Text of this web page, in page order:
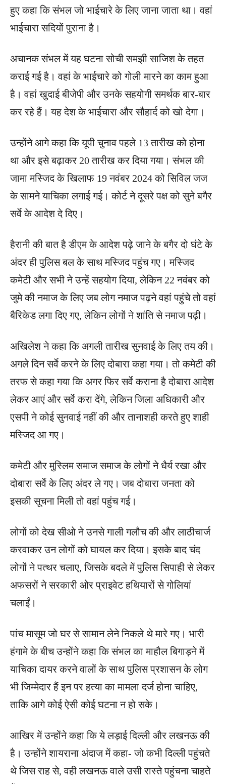
हुए कहा कि संभल जो भाईचारे के लिए जाना जाता था। वहां
भाईचारा सदियों पुराना है।
अचानक संभल में यह घटना सोची समझी साजिश के तहत
कराई गई है। वहां के भाईचारे को गोली मारने का काम हुआ
है। वहां खुदाई बीजेपी और उनके सहयोगी समर्थक बार-बार
कर रहे हैं। यह देश के भाईचारा और सौहार्द को खो देगा।
उन्‍होंने आगे कहा कि यूपी चुनाव पहले 13 तारीख को होना
था और इसे बढ़ाकर 20 तारीख कर दिया गया। संभल की
जामा मस्जिद के खिलाफ 19 नवंबर 2024 को सिविल जज
के सामने याचिका लगाई गई। कोर्ट ने दूसरे पक्ष को सुने बगैर
सर्वे के आदेश दे दिए।
हैरानी की बात है डीएम के आदेश पढ़े जाने के बगैर दो घंटे के
अंदर ही पुलिस बल के साथ मस्जिद पहुंच गए। मस्जिद
कमेटी और सभी ने उन्‍हें सहयोग दिया, लेकिन 22 नवंबर को
जुमे की नमाज के लिए जब लोग नमाज पढ़ने वहां पहुंचे तो वहां
बैरिकेड लगा दिए गए, लेकिन लोगों ने शांति से नमाज पढ़ी।
अखिलेश ने कहा कि अगली तारीख सुनवाई के लिए तय की।
अगले दिन सर्वे करने के लिए दोबारा कहा गया। तो कमेटी की
तरफ से कहा गया कि अगर फिर सर्वे कराना है दोबारा आदेश
लेकर आएं और सर्वे करा देंगे, लेकिन जिला अधिकारी और
एसपी ने कोई सुनवाई नहीं की और तानाशही करते हुए शाही
मस्जिद आ गए।
कमेटी और मुस्लिम समाज समाज के लोगों ने धैर्य रखा और
दोबारा सर्वे के लिए अंदर ले गए। जब दोबारा जनता को
इसकी सूचना मिली तो वहां पहुंच गई।
लोगों को देख सीओ ने उनसे गाली गलौच की और लाठीचार्ज
करवाकर उन लोगों को घायल कर दिया। इसके बाद चंद
लोगों ने पत्‍थर चलाए, जिसके बदले में पुलिस सिपाही से लेकर
अफसरों ने सरकारी ओर प्राइवेट हथियारों से गोलियां
चलाईं।
पांच मासूम जो घर से सामान लेने निकले थे मारे गए। भारी
हंगामे के बीच उन्‍होंने कहा कि संभल का माहौल बिगाड़ने में
याचिका दायर करने वालों के साथ पुलिस प्रशासन के लोग
भी जिम्‍मेदार हैं इन पर हत्‍या का मामला दर्ज होना चाहिए,
ताकि आगे कोई ऐसी कोई घटना न हो सके।
आखिर में उन्‍होंने कहा कि ये लड़ाई दिल्‍ली और लखनऊ की
है। उन्‍होंने शायराना अंदाज में कहा- जो कभी दिल्‍ली पहुंचते
थे जिस राह से, वही लखनऊ वाले उसी रास्‍ते पहुंचना चाहते